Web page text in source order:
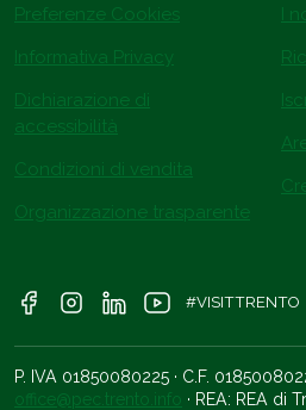
Preferenze Cookies
Informativa Privacy
Dichiarazione di
accessibilità
Condizioni di vendita
Organizzazione trasparente
I
#VISITTRENTO
P. IVA 01850080225 · C.F.
office@pec.trento.info · REA: REA di